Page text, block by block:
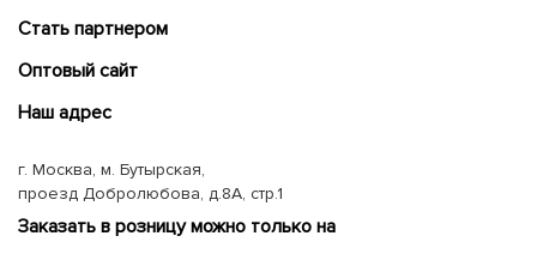
Cтать партнером
Оптовый сайт
Наш адрес
г. Москва, м. Бутырская,
проезд Добролюбова, д.8А, стр.1
Заказать в розницу можно только на